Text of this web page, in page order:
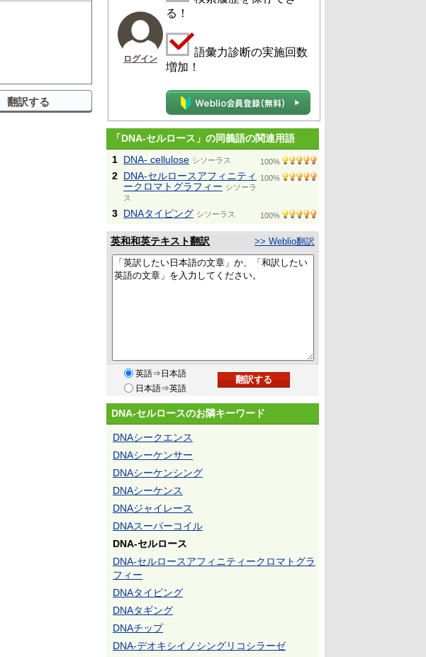
ログイン
る！
語彙力診断の実施回数
増加！
「DNA-セルロース」の同義語の関連用語
1 DNA- cellulose シソーラス 100%
2 DNA-セルロースアフィニティ
ークロマトグラフィー シソーラ
ス
100%
3 DNAタイピング シソーラス 100%
英和和英テキスト翻訳 >> Weblio翻訳
英語⇒日本語
日本語⇒英語
DNA-セルロースのお隣キーワード
DNAシークエンス
DNAシーケンサー
DNAシーケンシング
DNAシーケンス
DNAジャイレース
DNAスーパーコイル
DNA-セルロース
DNA-セルロースアフィニティークロマトグラ
フィー
DNAタイピング
DNAタギング
DNAチップ
DNA-デオキシイノシングリコシラーゼ